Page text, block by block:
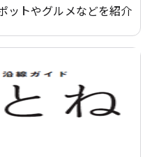
ットやグルメなどを紹介